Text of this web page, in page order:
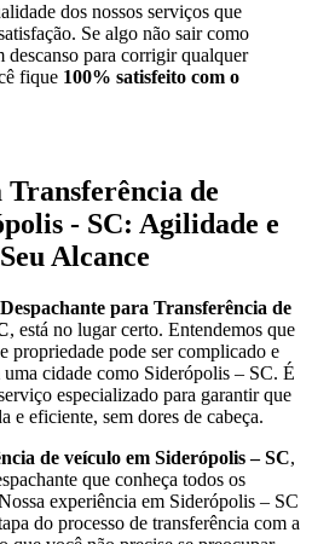
dos nossos serviços que
Se algo não sair como
descanso para corrigir qualquer
fique 100% satisfeito com o
Transferência de
- SC: Agilidade e
Alcance
Despachante para Transferência de
, está no lugar certo. Entendemos que
propriedade pode ser complicado e
cidade como Siderópolis – SC. É
especializado para garantir que
e eficiente, sem dores de cabeça.
de veículo em Siderópolis – SC,
que conheça todos os
experiência em Siderópolis – SC
do processo de transferência com a